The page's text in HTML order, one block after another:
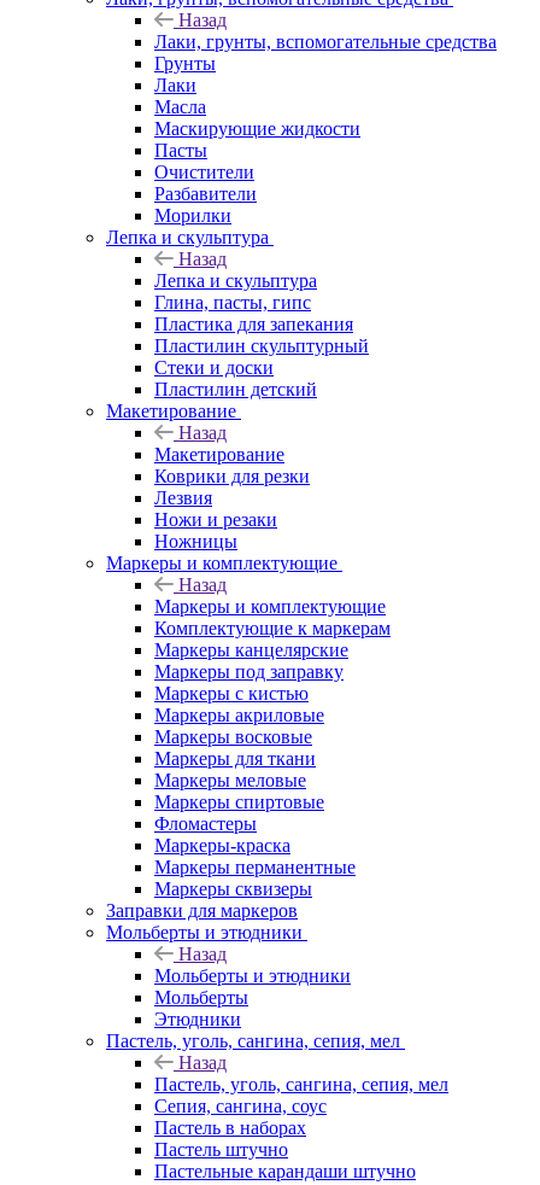
Назад
Лаки, грунты, вспомогательные средства
Грунты
Лаки
Масла
Маскирующие жидкости
Пасты
Очистители
Разбавители
Морилки
Лепка и скульптура
Назад
Лепка и скульптура
Глина, пасты, гипс
Пластика для запекания
Пластилин скульптурный
Стеки и доски
Пластилин детский
Макетирование
Назад
Макетирование
Коврики для резки
Лезвия
Ножи и резаки
Ножницы
Маркеры и комплектующие
Назад
Маркеры и комплектующие
Комплектующие к маркерам
Маркеры канцелярские
Маркеры под заправку
Маркеры с кистью
Маркеры акриловые
Маркеры восковые
Маркеры для ткани
Маркеры меловые
Маркеры спиртовые
Фломастеры
Маркеры-краска
Маркеры перманентные
Маркеры сквизеры
Заправки для маркеров
Мольберты и этюдники
Назад
Мольберты и этюдники
Мольберты
Этюдники
Пастель, уголь, сангина, сепия, мел
Назад
Пастель, уголь, сангина, сепия, мел
Сепия, сангина, соус
Пастель в наборах
Пастель штучно
Пастельные карандаши штучно